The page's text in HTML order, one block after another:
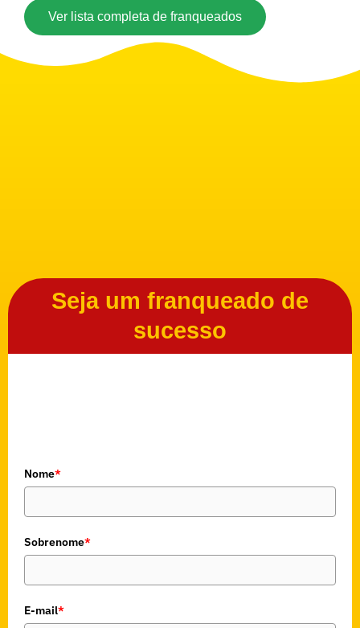
Ver lista completa de franqueados
Seja um franqueado de
sucesso
Nome*
Sobrenome*
E-mail*